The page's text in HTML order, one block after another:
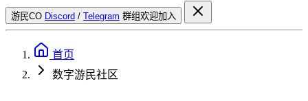
游民CO Discord / Telegram 群组欢迎加入
首页
数字游民社区